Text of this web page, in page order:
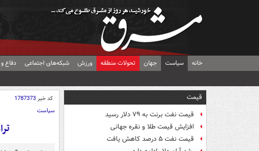
خانه سیاست جهان تحولات منطقه ورزش شبکه‌های اجتماعی دفاع
قیمت
قیمت نفت برنت به ۷۹ دلار رسید
افزایش قیمت طلا و نقره جهانی
قیمت نفت ۵ درصد کاهش یافت
کد خبر1787373
سیاست